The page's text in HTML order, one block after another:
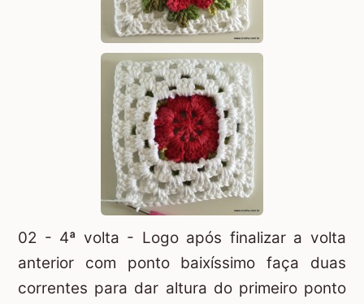
02 - 4ª volta - Logo após finalizar a volta
anterior com ponto baixíssimo faça duas
correntes para dar altura do primeiro ponto